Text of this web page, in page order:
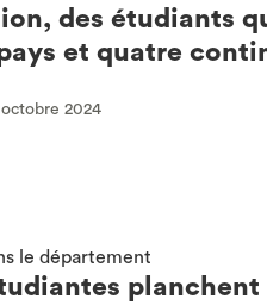
des étudiants
et quatre
2024
le département
planchent